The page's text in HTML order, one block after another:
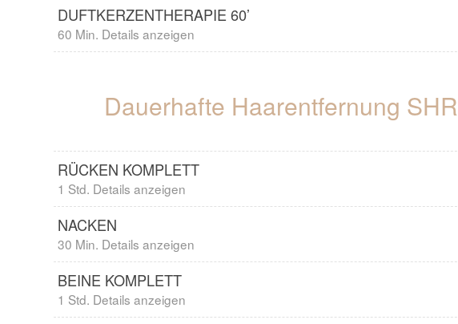
DUFTKERZENTHERAPIE 60’
60 Min. Details anzeigen
Dauerhafte Haarentfernung SHR
RÜCKEN KOMPLETT
1 Std. Details anzeigen
NACKEN
30 Min. Details anzeigen
BEINE KOMPLETT
1 Std. Details anzeigen